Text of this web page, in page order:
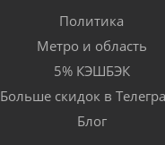
Политика
Метро и область
5% КЭШБЭК
Больше скидок в
Блог